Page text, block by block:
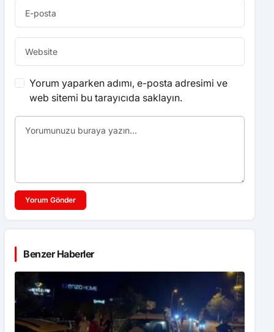
Yorum yaparken adımı, e-posta adresimi ve
web sitemi bu tarayıcıda saklayın.
Yorum Gönder
Benzer Haberler